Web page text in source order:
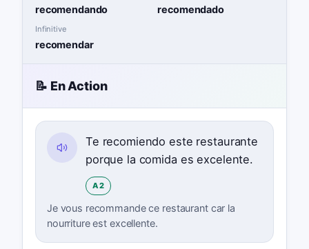
recomendando recomendado
Infinitive
recomendar
📝 En Action
Te recomiendo este restaurante
porque la comida es excelente.
A2
Je vous recommande ce restaurant car la
nourriture est excellente.